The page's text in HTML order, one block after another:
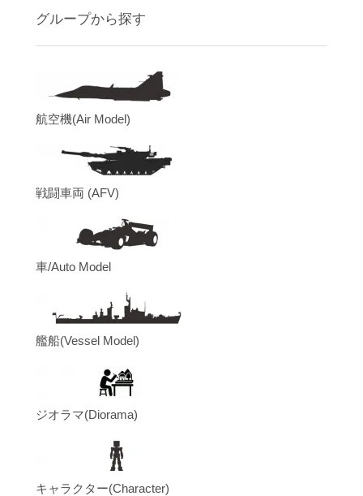
グループから探す
航空機(Air Model)
戦闘車両 (AFV)
車/Auto Model
艦船(Vessel Model)
ジオラマ(Diorama)
キャラクター(Character)